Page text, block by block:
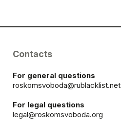
Contacts
For general questions
roskomsvoboda@rublacklist.net
For legal questions
legal@roskomsvoboda.org